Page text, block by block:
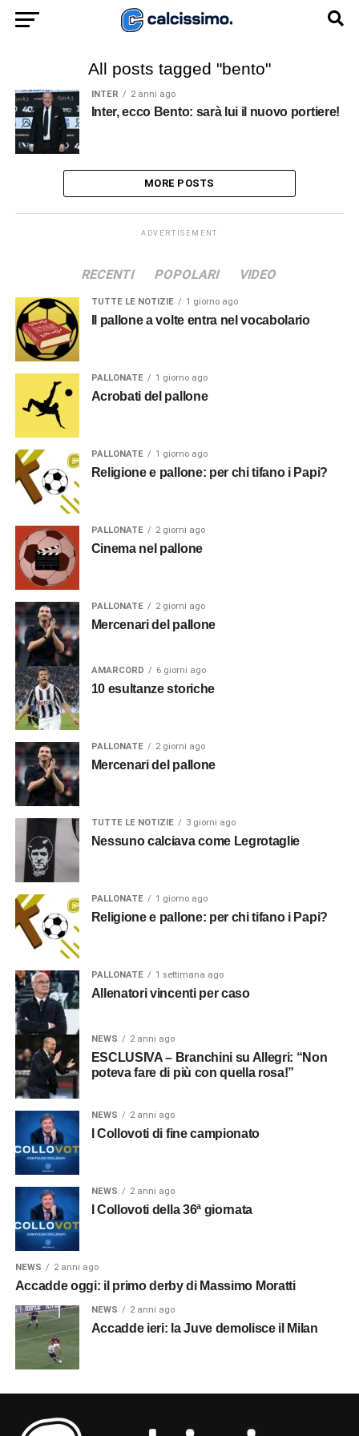
All posts tagged "bento"
INTER 2 anni ago
Inter, ecco Bento: sarà lui il nuovo portiere!
MORE POSTS
ADVERTISEMENT
RECENTI POPOLARI VIDEO
TUTTE LE NOTIZIE 1 giorno ago
Il pallone a volte entra nel vocabolario
PALLONATE 1 giorno ago
Acrobati del pallone
PALLONATE 1 giorno ago
Religione e pallone: per chi tifano i Papi?
PALLONATE 2 giorni ago
Cinema nel pallone
PALLONATE 2 giorni ago
Mercenari del pallone
AMARCORD 6 giorni ago
10 esultanze storiche
PALLONATE 2 giorni ago
Mercenari del pallone
TUTTE LE NOTIZIE 3 giorni ago
Nessuno calciava come Legrotaglie
PALLONATE 1 giorno ago
Religione e pallone: per chi tifano i Papi?
PALLONATE 1 settimana ago
Allenatori vincenti per caso
NEWS 2 anni ago
ESCLUSIVA – Branchini su Allegri: “Non
poteva fare di più con quella rosa!”
NEWS 2 anni ago
I Collovoti di fine campionato
NEWS 2 anni ago
I Collovoti della 36ª giornata
NEWS 2 anni ago
Accadde oggi: il primo derby di Massimo Moratti
NEWS 2 anni ago
Accadde ieri: la Juve demolisce il Milan